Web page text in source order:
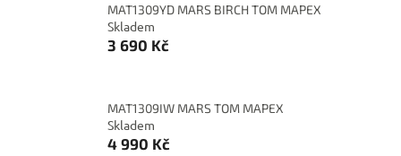
MAT1309YD MARS BIRCH TOM MAPEX
Skladem
3 690 Kč
MAT1309IW MARS TOM MAPEX
Skladem
4 990 Kč